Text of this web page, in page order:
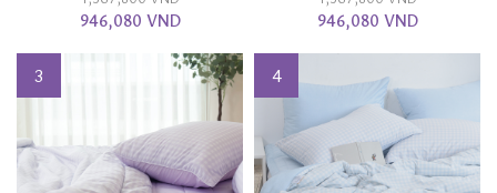
946,080 VND 946,080 VND
3 4